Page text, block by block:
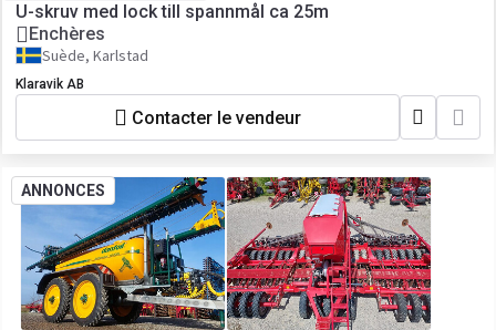
U-skruv med lock till spannmål ca 25m
Enchères
Suède, Karlstad
Klaravik AB
Contacter le vendeur
ANNONCES